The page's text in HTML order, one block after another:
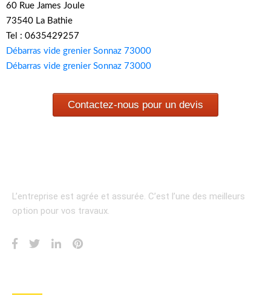
60 Rue James Joule
73540 La Bathie
Tel : 0635429257
Débarras vide grenier Sonnaz 73000
Débarras vide grenier Sonnaz 73000
Contactez-nous pour un devis
L’entreprise est agrée et assurée. C’est l’une des meilleurs
option pour vos travaux.